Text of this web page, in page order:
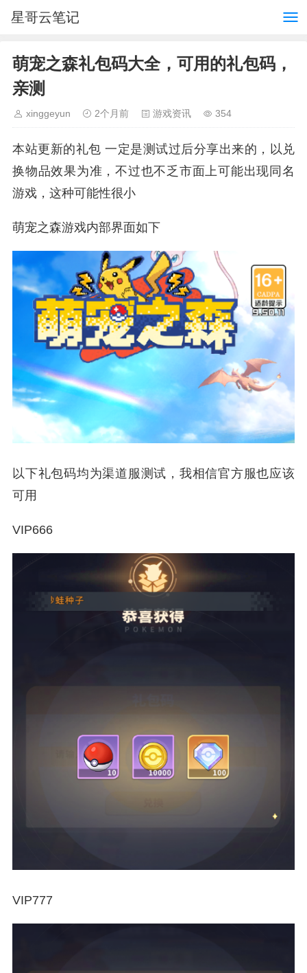
星哥云笔记
萌宠之森礼包码大全，可用的礼包码，
亲测
xinggeyun 2个月前 游戏资讯 354
本站更新的礼包 一定是测试过后分享出来的，以兑
换物品效果为准，不过也不乏市面上可能出现同名
游戏，这种可能性很小
萌宠之森游戏内部界面如下
以下礼包码均为渠道服测试，我相信官方服也应该
可用
VIP666
VIP777